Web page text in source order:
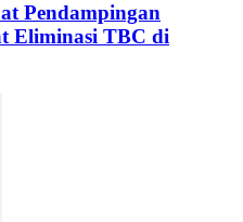
Pendampingan
Eliminasi TBC di